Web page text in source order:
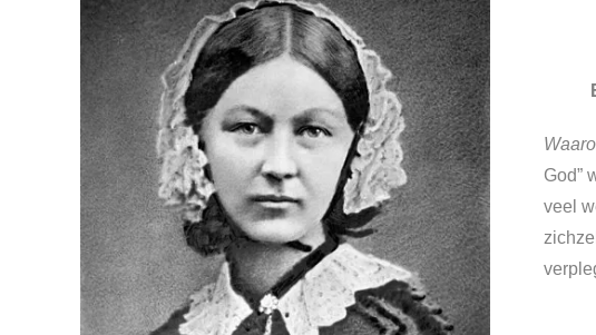
God”
veel